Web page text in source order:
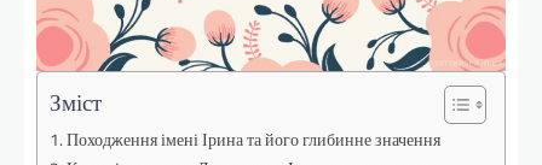
Зміст
Походження імені Ірина та його глибинне значення